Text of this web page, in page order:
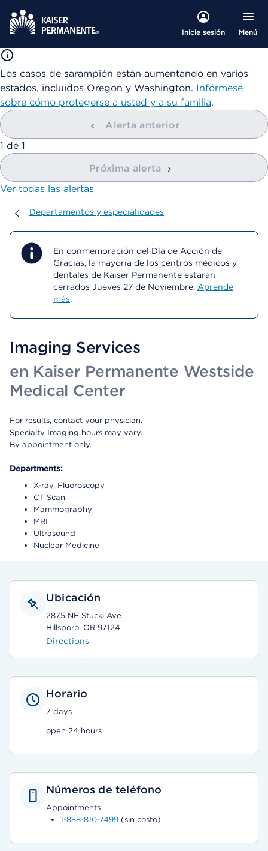
Inicie sesión Menú
Los casos de sarampión están aumentando en varios
estados, incluidos Oregon y Washington. Infórmese
sobre cómo protegerse a usted y a su familia.
Alerta anterior
mostrando
1 de 1
Próxima alerta
Ver todas las alertas
Departamentos y especialidades
Departamentos y especialidades
En conmemoración del Día de Acción de
Gracias, la mayoría de los centros médicos y
dentales de Kaiser Permanente estarán
cerrados Jueves 27 de Noviembre. Aprende
más.
Imaging Services
en Kaiser Permanente Westside
Medical Center
For results, contact your physician.
Specialty Imaging hours may vary.
By appointment only.
Departments:
X-ray, Fluoroscopy
CT Scan
Mammography
MRI
Ultrasound
Nuclear Medicine
Ubicación
2875 NE Stucki Ave
Hillsboro, OR 97124
Directions
Horario
7 days
open 24 hours
Números de teléfono
Appointments
1-888-810-7499 (sin costo)